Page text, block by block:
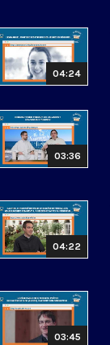
04:24
03:36
04:22
03:45